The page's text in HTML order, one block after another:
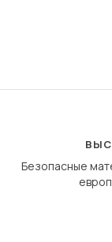
Безопасные